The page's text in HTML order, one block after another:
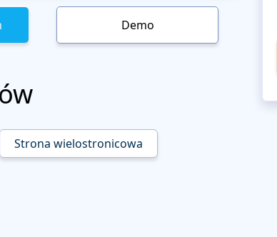
Demo
Strona wielostronicowa